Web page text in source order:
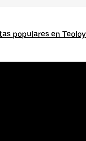
populares en